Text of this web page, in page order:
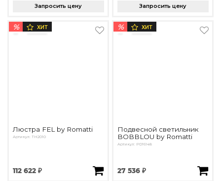
Запросить цену Запросить цену
% ХИТ
Люстра FEL by Romatti
Артикул: TH2010
112 622 ₽
% ХИТ
Подвесной светильник
BOBBLOU by Romatti
Артикул: PD16148
27 536 ₽